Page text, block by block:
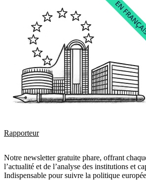
Rapporteur
Notre newsletter gratuite phare, offrant
l’actualité et de l’analyse des institutions et
Indispensable pour suivre la politique